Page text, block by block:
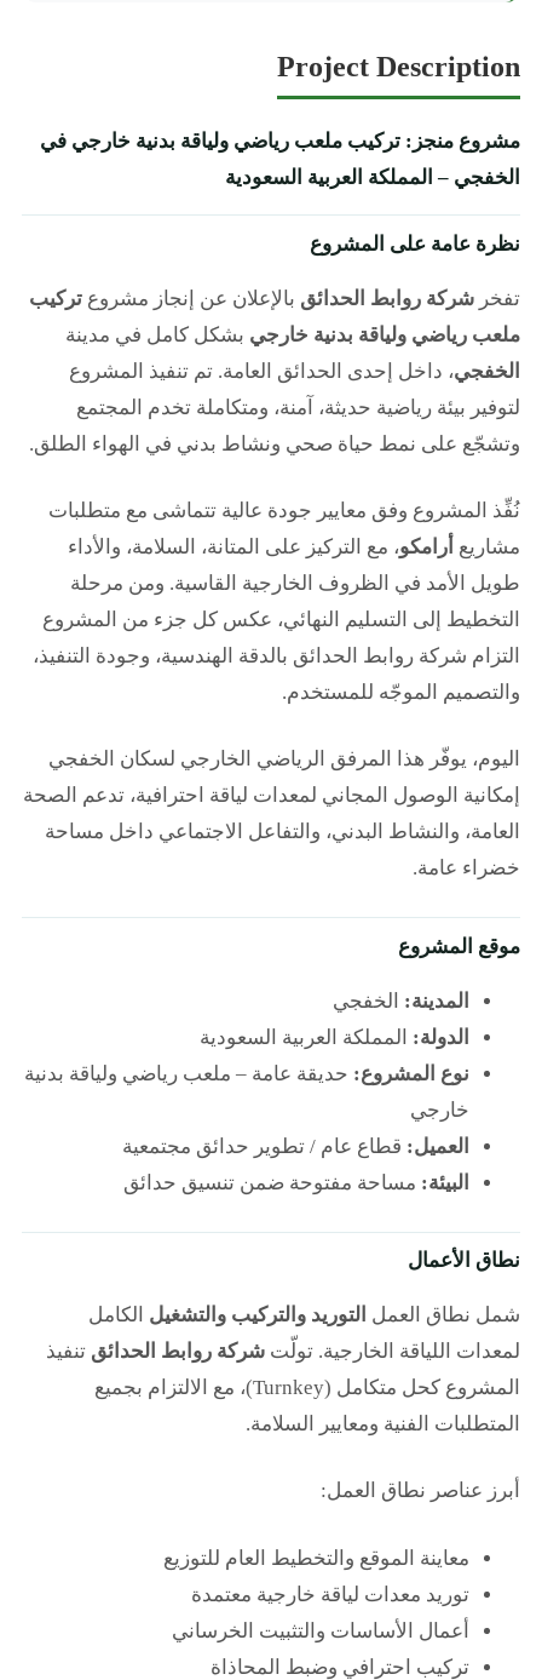
Project Description
مشروع منجز: تركيب ملعب رياضي ولياقة بدنية خارجي في
الخفجي – المملكة العربية السعودية
نظرة عامة على المشروع
تفخر شركة روابط الحدائق بالإعلان عن إنجاز مشروع تركيب
ملعب رياضي ولياقة بدنية خارجي بشكل كامل في مدينة
الخفجي، داخل إحدى الحدائق العامة. تم تنفيذ المشروع
لتوفير بيئة رياضية حديثة، آمنة، ومتكاملة تخدم المجتمع
وتشجّع على نمط حياة صحي ونشاط بدني في الهواء الطلق.
نُفِّذ المشروع وفق معايير جودة عالية تتماشى مع متطلبات
مشاريع أرامكو، مع التركيز على المتانة، السلامة، والأداء
طويل الأمد في الظروف الخارجية القاسية. ومن مرحلة
التخطيط إلى التسليم النهائي، عكس كل جزء من المشروع
التزام شركة روابط الحدائق بالدقة الهندسية، وجودة التنفيذ،
والتصميم الموجّه للمستخدم.
اليوم، يوفّر هذا المرفق الرياضي الخارجي لسكان الخفجي
إمكانية الوصول المجاني لمعدات لياقة احترافية، تدعم الصحة
العامة، والنشاط البدني، والتفاعل الاجتماعي داخل مساحة
خضراء عامة.
موقع المشروع
المدينة: الخفجي
الدولة: المملكة العربية السعودية
نوع المشروع: حديقة عامة – ملعب رياضي ولياقة بدنية
خارجي
العميل: قطاع عام / تطوير حدائق مجتمعية
البيئة: مساحة مفتوحة ضمن تنسيق حدائق
نطاق الأعمال
شمل نطاق العمل التوريد والتركيب والتشغيل الكامل
لمعدات اللياقة الخارجية. تولّت شركة روابط الحدائق تنفيذ
المشروع كحل متكامل (Turnkey)، مع الالتزام بجميع
المتطلبات الفنية ومعايير السلامة.
أبرز عناصر نطاق العمل:
معاينة الموقع والتخطيط العام للتوزيع
توريد معدات لياقة خارجية معتمدة
أعمال الأساسات والتثبيت الخرساني
تركيب احترافي وضبط المحاذاة